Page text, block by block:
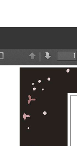
Toggle
AnteriorSiguiente